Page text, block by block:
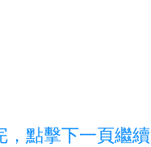
，點擊下一頁繼續